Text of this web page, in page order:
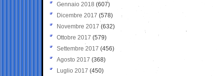
Gennaio 2018 (607)
Dicembre 2017 (578)
Novembre 2017 (632)
Ottobre 2017 (579)
Settembre 2017 (456)
Agosto 2017 (368)
Luglio 2017 (450)